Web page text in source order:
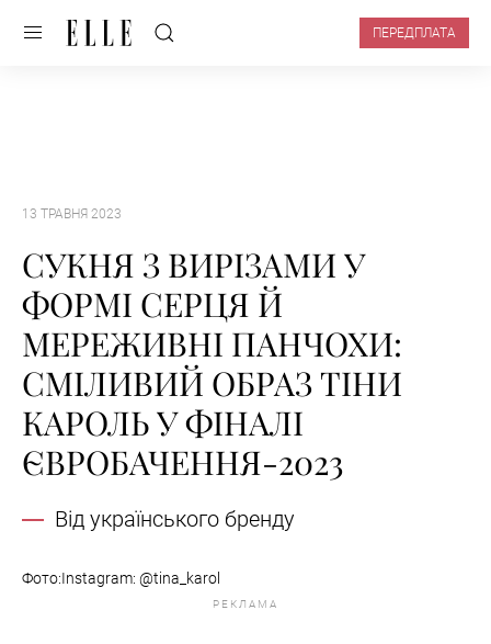
ПЕРЕДПЛАТА
13 ТРАВНЯ 2023
СУКНЯ З ВИРІЗАМИ У
ФОРМІ СЕРЦЯ Й
МЕРЕЖИВНІ ПАНЧОХИ:
СМІЛИВИЙ ОБРАЗ ТІНИ
КАРОЛЬ У ФІНАЛІ
ЄВРОБАЧЕННЯ-2023
Від українського бренду
Фото:Instagram: @tina_karol
РЕКЛАМА